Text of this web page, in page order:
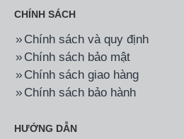
CHÍNH SÁCH
Chính sách và quy định
Chính sách bảo mật
Chính sách giao hàng
Chính sách bảo hành
HƯỚNG DẪN